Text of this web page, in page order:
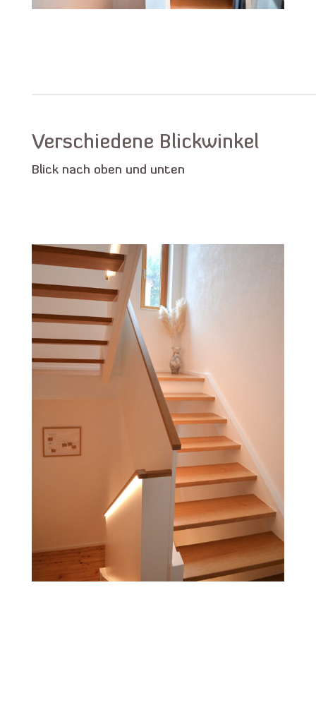
Verschiedene Blickwinkel
Blick nach oben und unten